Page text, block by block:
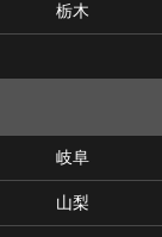
栃木
岐阜
山梨